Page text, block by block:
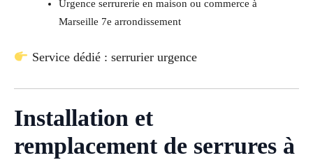
Urgence serrurerie en maison ou commerce à
Marseille 7e arrondissement
Service dédié : serrurier urgence
Installation et
remplacement de serrures à